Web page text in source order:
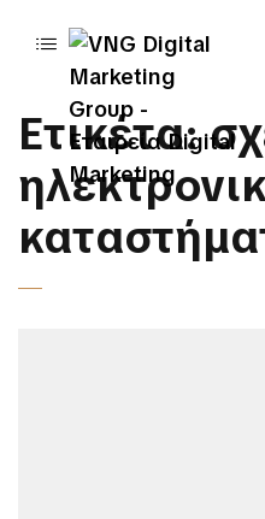
Ετικέτα: